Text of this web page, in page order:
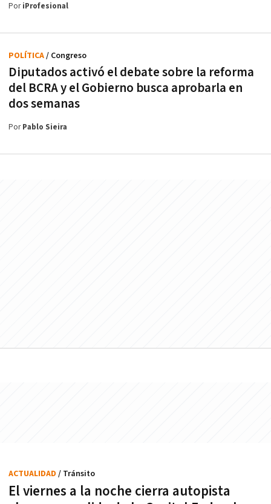
PoriProfesional
Diputados activó el debate sobre la reforma
del BCRA y el Gobierno busca aprobarla en
dos semanas
POLÍTICA/ Congreso
PorPablo Sieira
El viernes a la noche cierra autopista
ACTUALIDAD / Tránsito